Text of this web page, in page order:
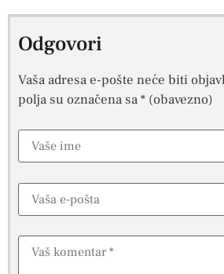
Odgovori
Vaša adresa e-pošte neće biti
polja su označena sa* (obavezno)